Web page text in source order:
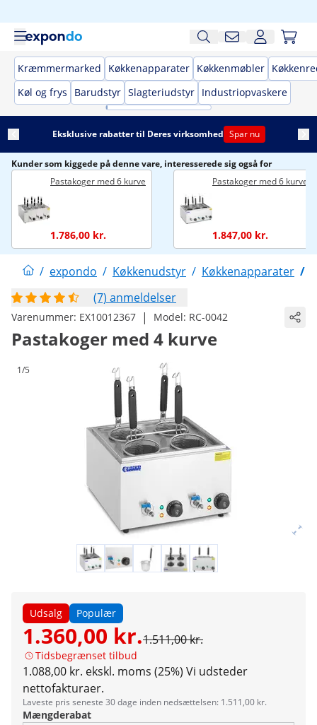
Kræmmermarked Køkkenapparater Køkkenmøbler
Køl og frys
Barudstyr Slagteriudstyr Industriopvaskere
Eksklusive rabatter til Deres virksomhed Spar nu
Kunder som kiggede på denne vare, interesserede sig også for
Pastakoger med 6 kurve
1.786,00 kr.
Pastakoger med 6 kurve
1.847,00 kr.
/ expondo / Køkkenudstyr / Køkkenapparater /
(7) anmeldelser
Varenummer: EX10012367 | Model: RC-0042
Pastakoger med 4 kurve
1/5
Udsalg Populær
1.360,00 kr.1.511,00 kr.
Tidsbegrænset tilbud
1.088,00 kr. ekskl. moms (25%) Vi udsteder
nettofakturaer.
Laveste pris seneste 30 dage inden nedsættelsen: 1.511,00 kr.
Mængderabat